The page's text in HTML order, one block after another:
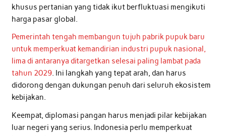
khusus pertanian yang tidak ikut berfluktuasi mengikuti
harga pasar global.
Pemerintah tengah membangun tujuh pabrik pupuk baru
untuk memperkuat kemandirian industri pupuk nasional,
lima di antaranya ditargetkan selesai paling lambat pada
tahun 2029. Ini langkah yang tepat arah, dan harus
didorong dengan dukungan penuh dari seluruh ekosistem
kebijakan.
Keempat, diplomasi pangan harus menjadi pilar kebijakan
luar negeri yang serius. Indonesia perlu memperkuat